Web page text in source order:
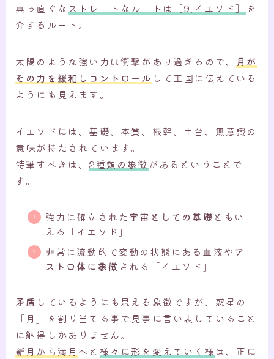
真っ直ぐな ストレートなルートは［9.イエソド］
を
介するルート。
太陽のような強い力は衝撃があり過ぎるので、
月が
その力を緩和しコントロール して王国に伝えている
ようにも見えます。
イエソドには、基礎、本質、根幹、土台、無意識の
意味が持たされています。
特筆すべきは、2種類の象徴 があるということで
す。
強力に確立された宇宙としての基礎 ともい
える「イエソド」
非常に流動的で変動の状態にある血液や ア
ストロ体に象徴 される「イエソド」
矛盾 しているようにも思える象徴ですが、惑星の
「月」を割り当てる事で見事に言い表していること
に納得しかありません。
新月から満月 へと 様々に形を変えていく様 は、正に